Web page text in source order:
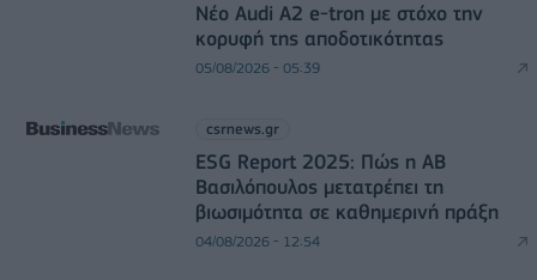
Νέο Audi A2 e-tron με στόχο την
κορυφή της αποδοτικότητας
05/08/2026 - 05:39
csrnews.gr
ESG Report 2025: Πώς η ΑΒ
Βασιλόπουλος μετατρέπει τη
βιωσιμότητα σε καθημερινή πράξη
04/08/2026 - 12:54